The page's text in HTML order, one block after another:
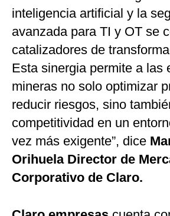
inteligencia artificial y la
avanzada para TI y OT se
catalizadores de
Esta sinergia permite a las
mineras no solo optimizar
reducir riesgos, sino
competitividad en un
vez más exigente”, dice
Orihuela Director de
Corporativo de Claro.